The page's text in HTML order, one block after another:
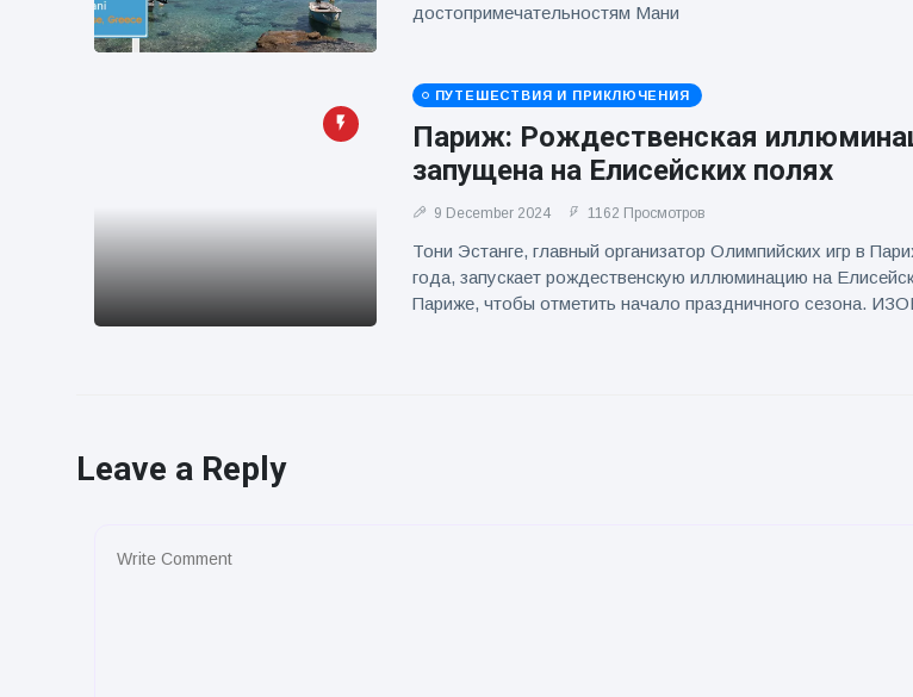
достопримечательностям Мани
ПУТЕШЕСТВИЯ И ПРИКЛЮЧЕНИЯ
Париж: Рождественская
запущена на Елисейских полях
9 December 2024 1162 Просмотров
Тони Эстанге, главный организатор Олимпийских игр в
года, запускает рождественскую иллюминацию на
Париже, чтобы отметить начало праздничного сезона.
Leave a Reply